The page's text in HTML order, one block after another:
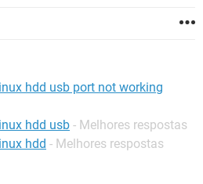
hdd usb port not working
hdd usb - Melhores respostas
hdd - Melhores respostas